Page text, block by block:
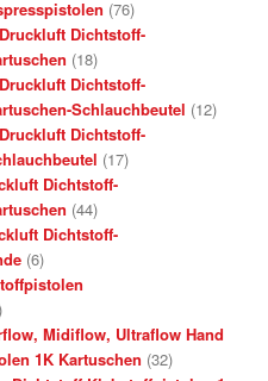
(76)
Dichtstoff-
(18)
Dichtstoff-
Schlauchbeutel (12)
Dichtstoff-
(17)
Dichtstoff-
(44)
Dichtstoff-
(6)
Midiflow, Ultraflow Hand
1K Kartuschen (32)